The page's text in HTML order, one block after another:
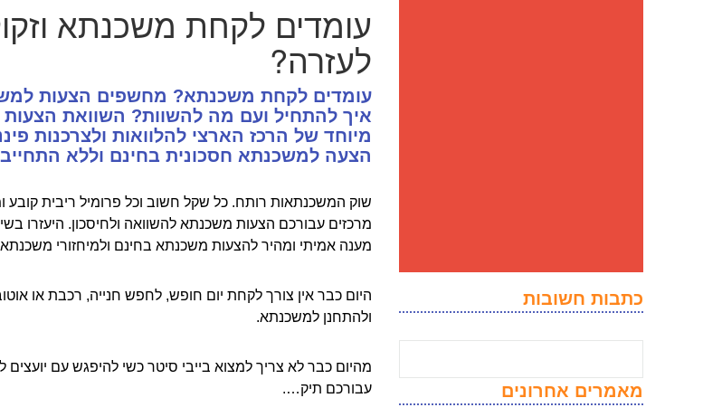
כתבות חשובות
מאמרים אחרונים
עומדים לקחת משכנתא
לעזרה?
עומדים לקחת משכנתא? מחשפים הצעות
איך להתחיל ועם מה להשוות? השוואת
מיוחד של הרכז הארצי להלוואות ולצרכנות
הצעה למשכנתא חסכונית בחינם וללא
שוק המשכנתאות רותח. כל שקל חשוב וכל פרומיל ריבית קובע
מרכזים עבורכם הצעות משכנתא להשוואה ולחיסכון. היעזרו
מענה אמיתי ומהיר להצעות משכנתא בחינם ולמיחזורי
היום כבר אין צורך לקחת יום חופש, לחפש חנייה, רכבת או
ולהתחנן למשכנתא.
מהיום כבר לא צריך למצוא בייבי סיטר כשי להיפגש עם
עבורכם תיק….